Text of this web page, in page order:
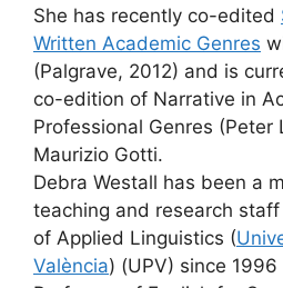
She has recently co-edited
Written Academic Genres
(Palgrave, 2012) and is
co-edition of Narrative in
Professional Genres (Peter
Maurizio Gotti.
Debra Westall has been a
teaching and research
of Applied Linguistics (
València) (UPV) since